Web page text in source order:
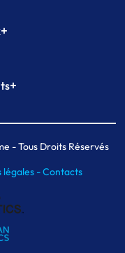
+
+
- Tous Droits Réservés
légales -Contacts